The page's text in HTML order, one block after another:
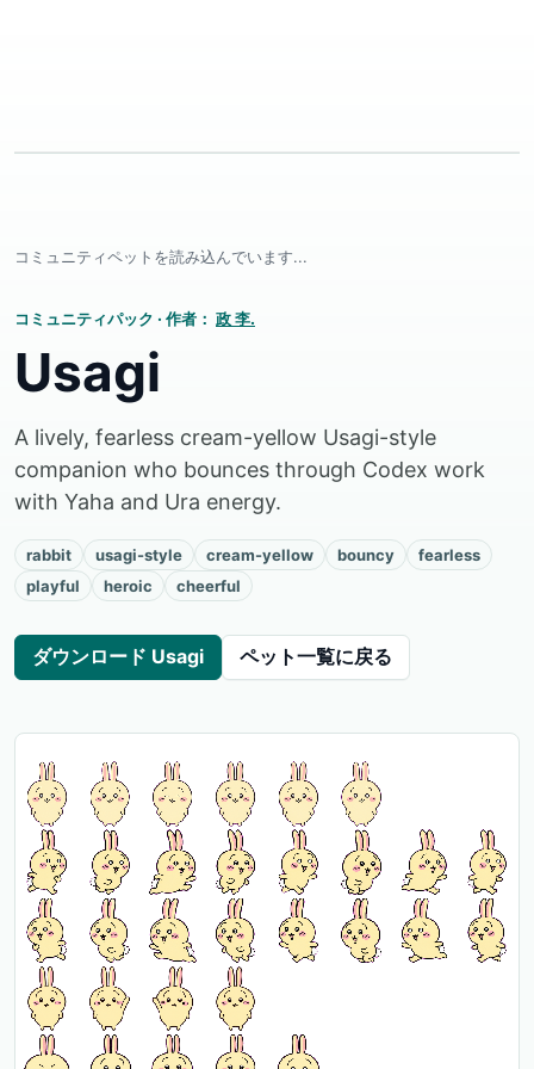
コミュニティペットを読み込んでいます...
コミュニティパック · 作者： 政 李.
Usagi
A lively, fearless cream-yellow Usagi-style
companion who bounces through Codex work
with Yaha and Ura energy.
rabbit usagi-style cream-yellow bouncy
fearless
playful
heroic cheerful
ダウンロード Usagi ペット一覧に戻る